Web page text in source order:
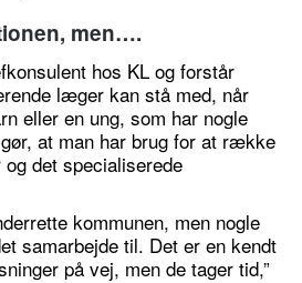
men….
hos KL og forstår
læger kan stå med, når
eller en ung, som har nogle
at man har brug for at række
det specialiserede
kommunen, men nogle
samarbejde til. Det er en kendt
på vej, men de tager tid,”